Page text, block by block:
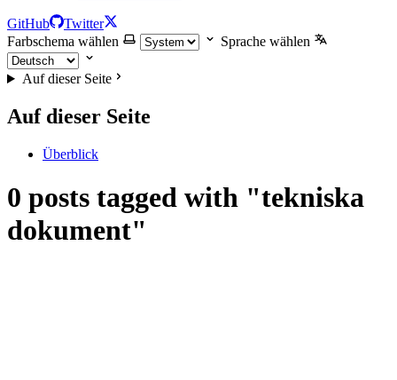
GitHub
Twitter
Farbschema wählen
Sprache wählen
Auf dieser Seite
Auf dieser Seite
Überblick
0 posts tagged with "tekniska
dokument"